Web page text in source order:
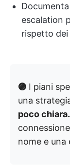
escalation
rispetto
🟣 I piani
una
poco chiara.
nome e una